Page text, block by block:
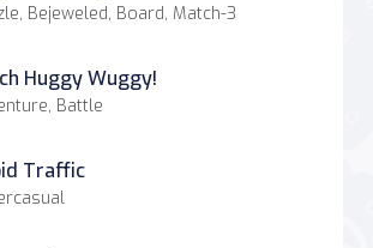
Bejeweled, Board, Match-3
Huggy Wuggy!
Battle
Traffic